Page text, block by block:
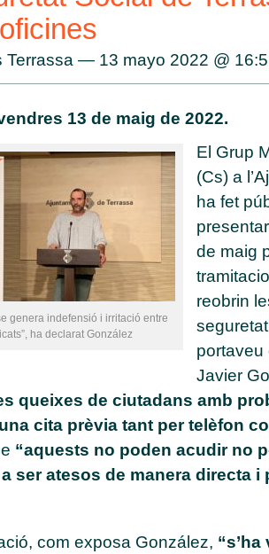
Terrassa — 13 mayo 2022 @
13 de maig de 2022.
genera indefensió i irritació entre
ha declarat González
El Grup
(Cs) a
ha fet
de maig
reobrin
portaveu
Javier
queixes de ciutadans amb
cita prèvia tant per telèfon
“aquests no poden acudir no
ser atesos de manera directa i
com exposa González,